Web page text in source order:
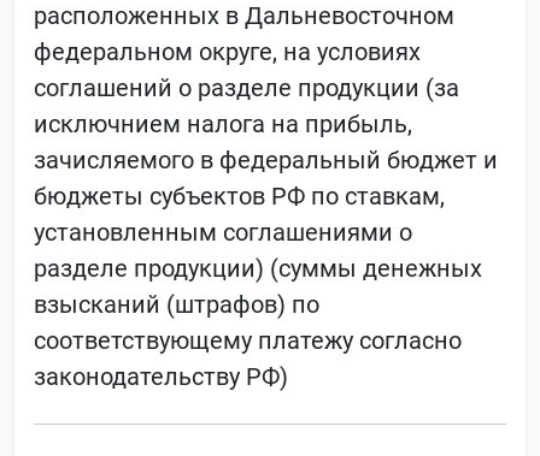
расположенных в Дальневосточном
федеральном округе, на условиях
соглашений о разделе продукции (за
исключнием налога на прибыль,
зачисляемого в федеральный бюджет и
бюджеты субъектов РФ по ставкам,
установленным соглашениями о
разделе продукции) (суммы денежных
взысканий (штрафов) по
соответствующему платежу согласно
законодательству РФ)